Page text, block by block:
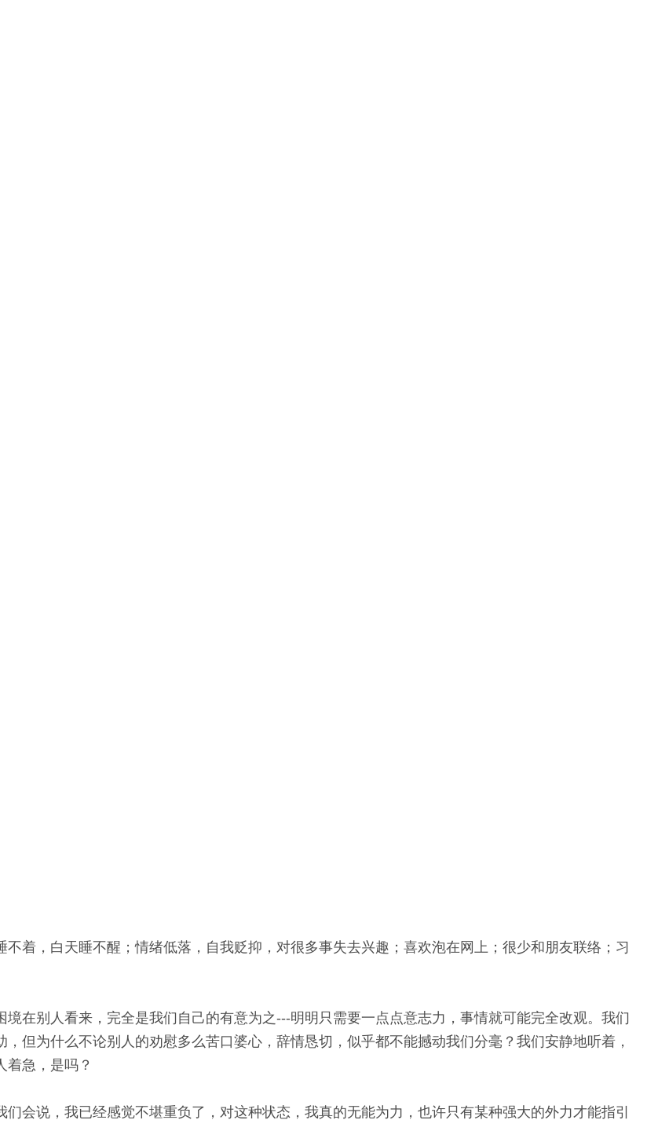
着，白天睡不醒；情绪低落，自我贬抑，对很多事失去兴趣；喜欢泡在网上；很少和朋友联络；习
境在别人看来，完全是我们自己的有意为之---明明只需要一点点意志力，事情就可能完全改观。我们
但为什么不论别人的劝慰多么苦口婆心，辞情恳切，似乎都不能撼动我们分毫？我们安静地听着，
着急，是吗？
们会说，我已经感觉不堪重负了，对这种状态，我真的无能为力，也许只有某种强大的外力才能指引